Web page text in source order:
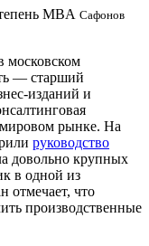
Сафонов
московском
— старший
изданий и
рынке. На
руководство
довольно крупных
в одной из
отмечает, что
производственные